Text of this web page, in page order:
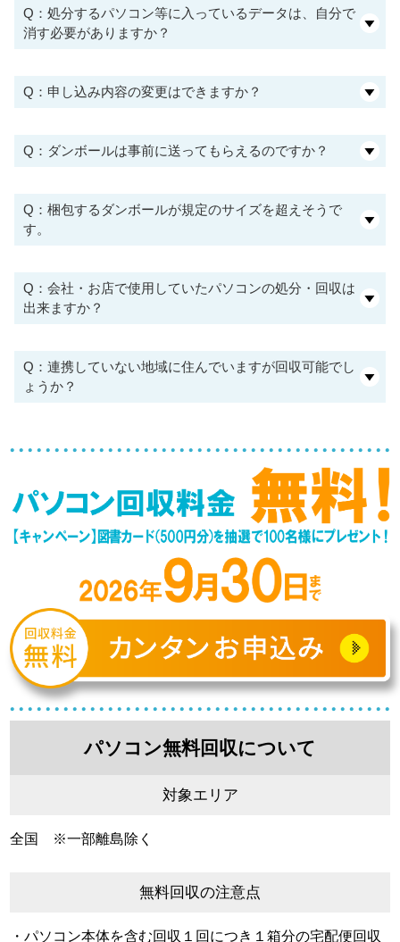
Q：処分するパソコン等に入っているデータは、自分で
消す必要がありますか？
Q：申し込み内容の変更はできますか？
Q：ダンボールは事前に送ってもらえるのですか？
Q：梱包するダンボールが規定のサイズを超えそうで
す。
Q：会社・お店で使用していたパソコンの処分・回収は
出来ますか？
Q：連携していない地域に住んでいますが回収可能でし
ょうか？
パソコン無料回収について
対象エリア
全国 ※一部離島除く
無料回収の注意点
・パソコン本体を含む回収１回につき１箱分の宅配便回収